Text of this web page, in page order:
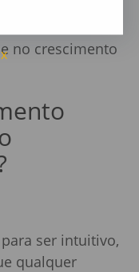
no crescimento
ser intuitivo,
qualquer